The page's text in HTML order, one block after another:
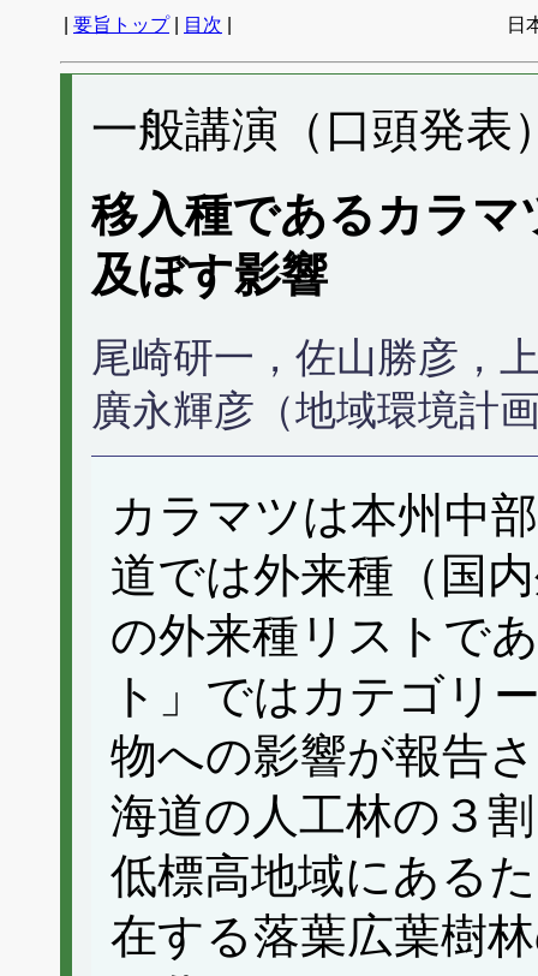
要旨トップ| 目次 日
一般講演（口頭発表
移入種であるカラマ
及ぼす影響
尾崎研一，佐山勝彦，
廣永輝彦（地域環境計
カラマツは本州中
道では外来種（国
の外来種リストで
ト」ではカテゴリ
物への影響が報告
海道の人工林の３
低標高地域にある
在する落葉広葉樹